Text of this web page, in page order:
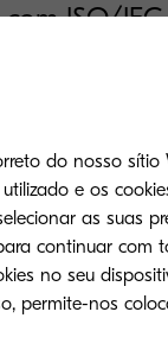
com ISO/
de 10.000
do nosso
e os
as suas
continuar com
no seu
permite-nos